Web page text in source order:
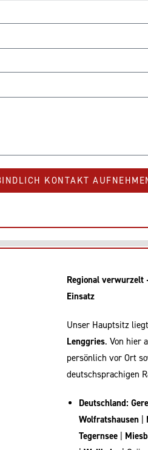
KONTAKT
Regional
Einsatz
Unser Hauptsitz
Lenggries. Von hier
persönlich vor Ort
deutschsprachigen
Deutschland:
Wolfratshausen
Tegernsee